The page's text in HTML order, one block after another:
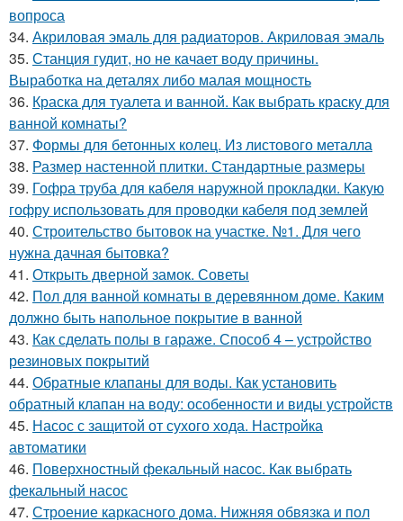
вопроса
34. Акриловая эмаль для радиаторов. Акриловая эмаль
35. Станция гудит, но не качает воду причины.
Выработка на деталях либо малая мощность
36. Краска для туалета и ванной. Как выбрать краску для
ванной комнаты?
37. Формы для бетонных колец. Из листового металла
38. Размер настенной плитки. Стандартные размеры
39. Гофра труба для кабеля наружной прокладки. Какую
гофру использовать для проводки кабеля под землей
40. Строительство бытовок на участке. №1. Для чего
нужна дачная бытовка?
41. Открыть дверной замок. Советы
42. Пол для ванной комнаты в деревянном доме. Каким
должно быть напольное покрытие в ванной
43. Как сделать полы в гараже. Способ 4 – устройство
резиновых покрытий
44. Обратные клапаны для воды. Как установить
обратный клапан на воду: особенности и виды устройств
45. Насос с защитой от сухого хода. Настройка
автоматики
46. Поверхностный фекальный насос. Как выбрать
фекальный насос
47. Строение каркасного дома. Нижняя обвязка и пол